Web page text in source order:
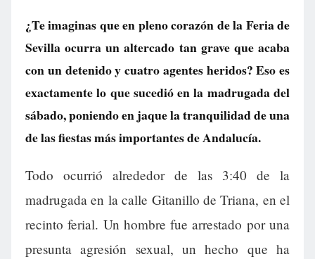
¿Te imaginas que en pleno corazón de la Feria de
Sevilla ocurra un altercado tan grave que acaba
con un detenido y cuatro agentes heridos? Eso es
exactamente lo que sucedió en la madrugada del
sábado, poniendo en jaque la tranquilidad de una
de las fiestas más importantes de Andalucía.
Todo ocurrió alrededor de las 3:40 de la
madrugada en la calle Gitanillo de Triana, en el
recinto ferial. Un hombre fue arrestado por una
presunta agresión sexual, un hecho que ha